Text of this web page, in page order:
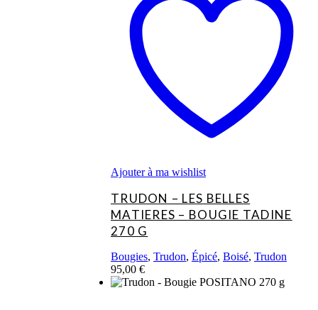
Ajouter à ma wishlist
TRUDON – LES BELLES
MATIERES – BOUGIE TADINE
270 G
Bougies, Trudon, Épicé, Boisé, Trudon
95,00 €